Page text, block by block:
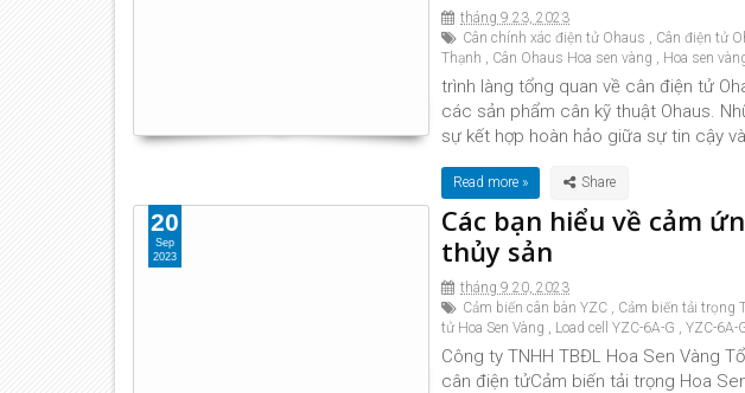
tháng 9 23, 2023
Cân chính xác điện tử Ohaus , Cân điện tử
Thạnh , Cân Ohaus Hoa sen vàng , Hoa sen
trình làng tổng quan về cân điện tử
các sản phẩm cân kỹ thuật Ohaus.
sự kết hợp hoàn hảo giữa sự tin cậy
Read more »
Các bạn hiểu về cảm
thủy sản
tháng 9 20, 2023
Cảm biến cân bàn YZC , Cảm biến tải trọng
tử Hoa Sen Vàng , Load cell YZC-6A-G , YZC-6A-
Công ty TNHH TBĐL Hoa Sen Vàng
cân điện tửCảm biến tải trọng Hoa
20
Sep
2023